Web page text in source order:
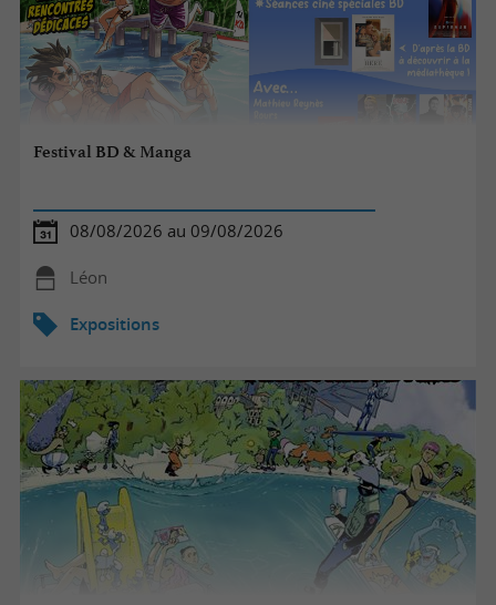
Festival BD & Manga
08/08/2026 au 09/08/2026
Léon
Expositions